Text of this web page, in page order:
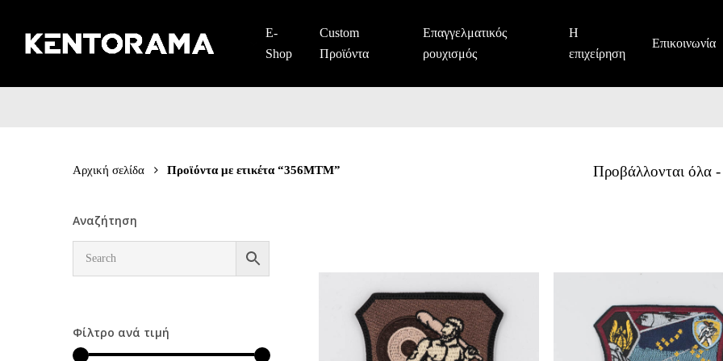
main
E-
Shop
Custom
Προϊόντα
Επαγγελματικός
ρουχισμός
Η
επιχείρηση
Επικοινωνία
Προβάλλονται όλα
Αρχική σελίδα Προϊόντα με ετικέτα “356ΜΤΜ”
Αναζήτηση
Φίλτρο ανά τιμή